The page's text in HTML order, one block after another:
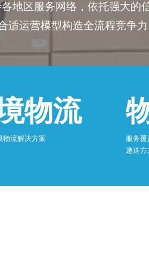
地区服务网络，依托强大的
适运营模型构造全流程竞争
物流
物流解决方案
服务
递送方